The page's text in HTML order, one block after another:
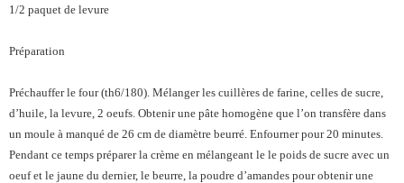
1/2 paquet de levure
Préparation
Préchauffer le four (th6/180). Mélanger les cuillères de farine, celles de sucre,
d’huile, la levure, 2 oeufs. Obtenir une pâte homogène que l’on transfère dans
un moule à manqué de 26 cm de diamètre beurré. Enfourner pour 20 minutes.
Pendant ce temps préparer la crème en mélangeant le le poids de sucre avec un
oeuf et le jaune du dernier, le beurre, la poudre d’amandes pour obtenir une